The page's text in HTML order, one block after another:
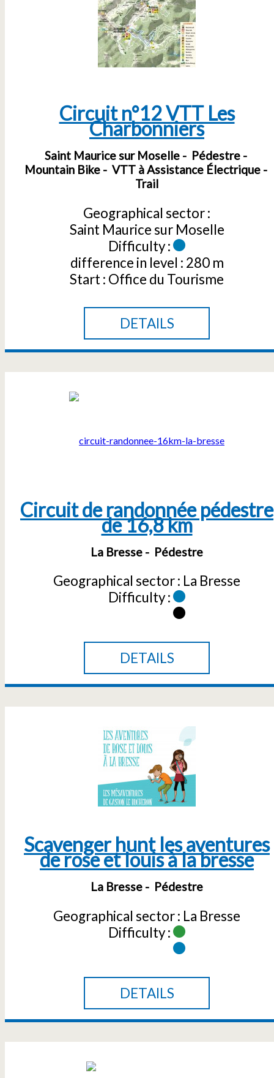
Circuit n°12 VTT Les
Charbonniers
Saint Maurice sur Moselle
Pédestre
Mountain Bike
VTT à Assistance Électrique
Trail
Geographical sector :
Saint Maurice sur Moselle
Difficulty :
difference in level : 280 m
Start : Office du Tourisme
DETAILS
Circuit de randonnée pédestre
de 16,8 km
La Bresse Pédestre
Geographical sector : La Bresse
Difficulty :
DETAILS
Scavenger hunt les aventures
de rose et louis à la bresse
La Bresse Pédestre
Geographical sector : La Bresse
Difficulty :
DETAILS